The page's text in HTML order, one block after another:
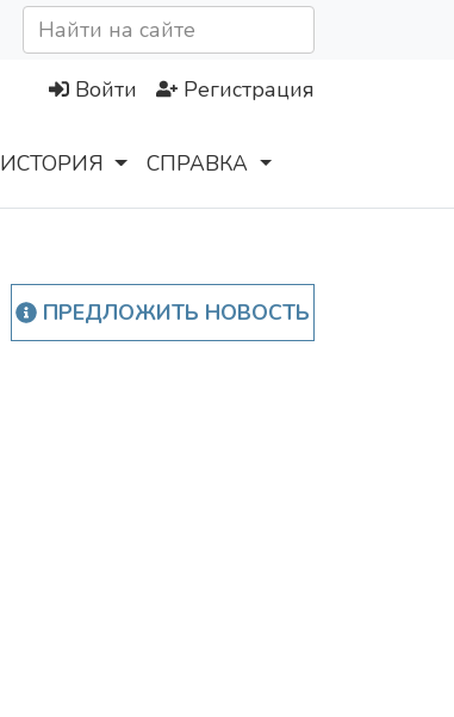
Войти Регистрация
ИСТОРИЯ СПРАВКА
ПРЕДЛОЖИТЬ НОВОСТЬ